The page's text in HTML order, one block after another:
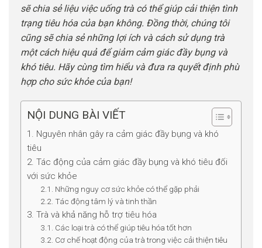
sẽ chia sẻ liệu việc uống trà có thể giúp cải thiện tình
trạng tiêu hóa của bạn không. Đồng thời, chúng tôi
cũng sẽ chia sẻ những lợi ích và cách sử dụng trà
một cách hiệu quả để giảm cảm giác đầy bụng và
khó tiêu. Hãy cùng tìm hiểu và đưa ra quyết định phù
hợp cho sức khỏe của bạn!
NỘI DUNG BÀI VIẾT
1. Nguyên nhân gây ra cảm giác đầy bụng và khó
tiêu
2. Tác động của cảm giác đầy bụng và khó tiêu đối
với sức khỏe
2.1. Những nguy cơ sức khỏe có thể gặp phải
2.2. Tác động tâm lý và tinh thần
3. Trà và khả năng hỗ trợ tiêu hóa
3.1. Các loại trà có thể giúp tiêu hóa tốt hơn
3.2. Cơ chế hoạt động của trà trong việc cải thiện tiêu